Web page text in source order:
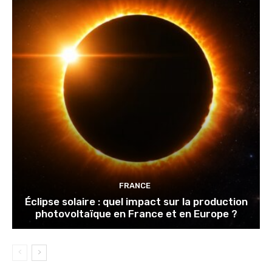
FRANCE
Éclipse solaire : quel impact sur la production
photovoltaïque en France et en Europe ?